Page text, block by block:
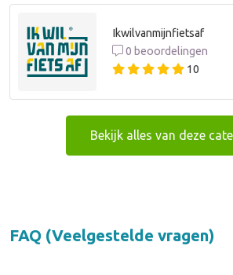
Ikwilvanmijnfietsaf
0 beoordelingen
10
Bekijk alles van deze
FAQ (Veelgestelde vragen)